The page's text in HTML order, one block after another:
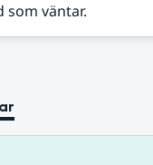
som väntar.